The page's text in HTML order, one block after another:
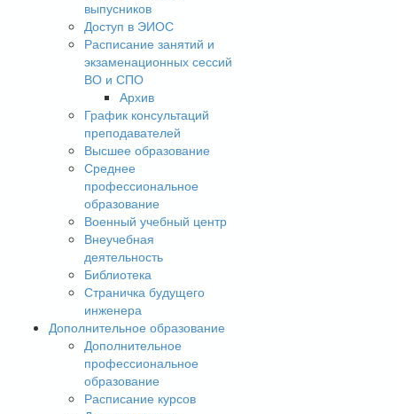
выпусников
Доступ в ЭИОС
Расписание занятий и
экзаменационных сессий
ВО и СПО
Архив
График консультаций
преподавателей
Высшее образование
Среднее
профессиональное
образование
Военный учебный центр
Внеучебная
деятельность
Библиотека
Страничка будущего
инженера
Дополнительное образование
Дополнительное
профессиональное
образование
Расписание курсов